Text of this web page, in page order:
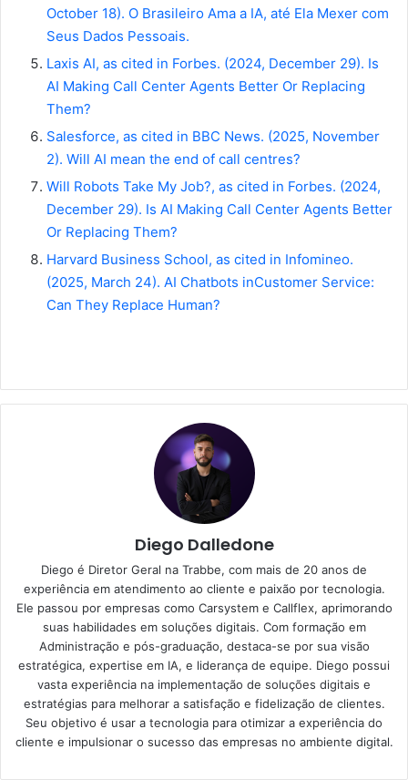
October 18). O Brasileiro Ama a IA, até Ela Mexer com
Seus Dados Pessoais.
Laxis AI, as cited in Forbes. (2024, December 29). Is
AI Making Call Center Agents Better Or Replacing
Them?
Salesforce, as cited in BBC News. (2025, November
2). Will AI mean the end of call centres?
Will Robots Take My Job?, as cited in Forbes. (2024,
December 29). Is AI Making Call Center Agents Better
Or Replacing Them?
Harvard Business School, as cited in Infomineo.
(2025, March 24). AI Chatbots inCustomer Service:
Can They Replace Human?
Diego Dalledone
Diego é Diretor Geral na Trabbe, com mais de 20 anos de
experiência em atendimento ao cliente e paixão por tecnologia.
Ele passou por empresas como Carsystem e Callflex, aprimorando
suas habilidades em soluções digitais. Com formação em
Administração e pós-graduação, destaca-se por sua visão
estratégica, expertise em IA, e liderança de equipe. Diego possui
vasta experiência na implementação de soluções digitais e
estratégias para melhorar a satisfação e fidelização de clientes.
Seu objetivo é usar a tecnologia para otimizar a experiência do
cliente e impulsionar o sucesso das empresas no ambiente digital.